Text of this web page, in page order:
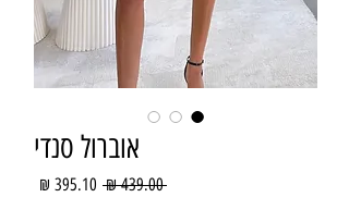
אוברול סנדי
‏439.00 ‏₪
מחיר